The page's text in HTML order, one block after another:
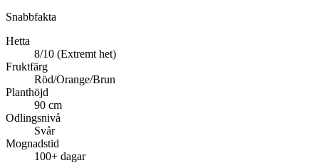
Snabbfakta
Hetta
8/10 (Extremt het)
Fruktfärg
Röd/Orange/Brun
Planthöjd
90 cm
Odlingsnivå
Svår
Mognadstid
100+ dagar